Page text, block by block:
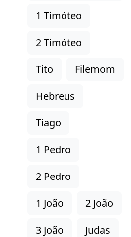
1 Timóteo
2 Timóteo
Tito
Filemom
Hebreus
Tiago
1 Pedro
2 Pedro
1 João
2 João
3 João
Judas